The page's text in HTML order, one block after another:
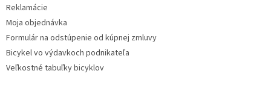
Reklamácie
Moja objednávka
Formulár na odstúpenie od kúpnej zmluvy
Bicykel vo výdavkoch podnikateľa
Veľkostné tabuľky bicyklov